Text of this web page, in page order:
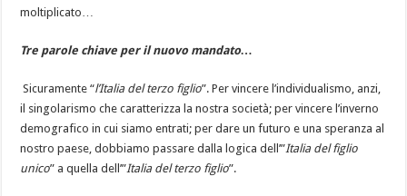
moltiplicato…
Tre parole chiave per il nuovo mandato…
Sicuramente “l’Italia del terzo figlio”. Per vincere l’individualismo, anzi,
il singolarismo che caratterizza la nostra società; per vincere l’inverno
demografico in cui siamo entrati; per dare un futuro e una speranza al
nostro paese, dobbiamo passare dalla logica dell’”Italia del figlio
unico” a quella dell’”Italia del terzo figlio”.